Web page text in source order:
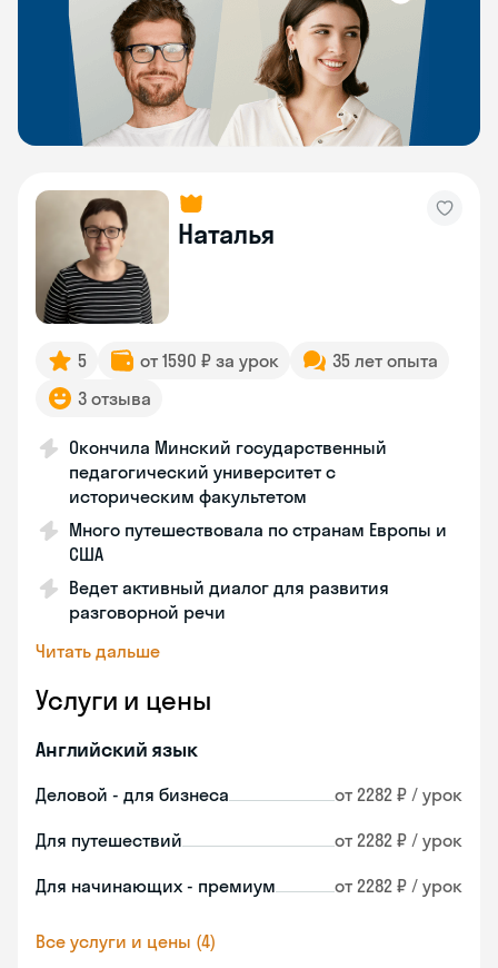
Наталья
5 от 1590 ₽ за урок
35 лет опыта
3 отзыва
Окончила Минский государственный
педагогический университет с
историческим факультетом
Много путешествовала по странам Европы и
США
Ведет активный диалог для развития
разговорной речи
Читать дальше
Услуги и цены
Английский язык
Деловой - для бизнеса от 2282 ₽ / урок
Для путешествий от 2282 ₽ / урок
Для начинающих - премиум от 2282 ₽ / урок
Все услуги и цены (4)